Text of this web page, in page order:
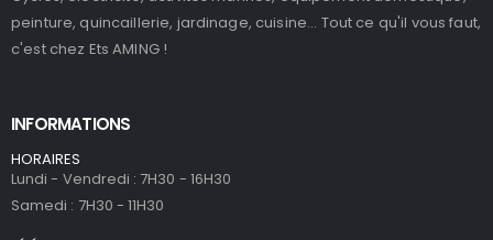
peinture, quincaillerie, jardinage, cuisine... Tout ce qu'il vous faut,
c'est chez Ets AMING !
INFORMATIONS
HORAIRES
Lundi - Vendredi : 7H30 - 16H30
Samedi : 7H30 - 11H30